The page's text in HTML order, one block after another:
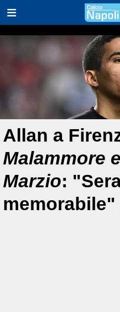
Allan a
Malammore
Marzio:
memorabile"